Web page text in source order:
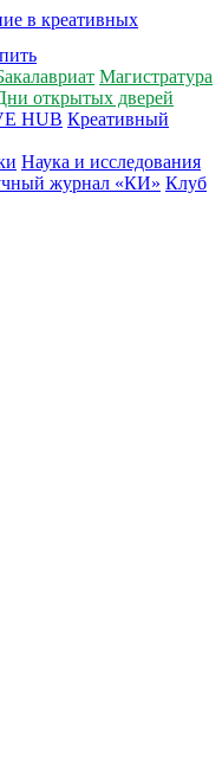
Магистратура
открытых дверей
HUB Креативный
Наука и исследования
журнал «КИ» Клуб